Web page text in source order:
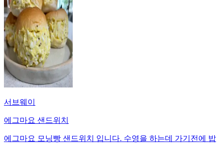
서브웨이
에그마요 샌드위치
에그마요 모닝빵 샌드위치 입니다. 수영을 하는데 가기전에 밥